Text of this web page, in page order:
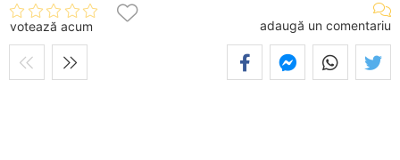
votează acum adaugă un comentariu